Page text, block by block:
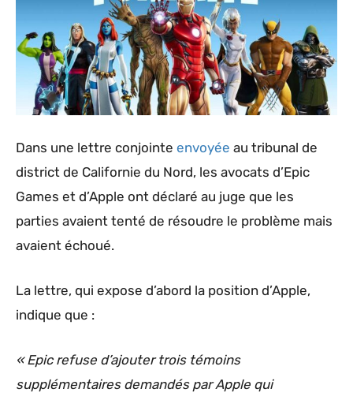
Dans une lettre conjointe envoyée au tribunal de
district de Californie du Nord, les avocats d’Epic
Games et d’Apple ont déclaré au juge que les
parties avaient tenté de résoudre le problème mais
avaient échoué.
La lettre, qui expose d’abord la position d’Apple,
indique que :
« Epic refuse d’ajouter trois témoins
supplémentaires demandés par Apple qui